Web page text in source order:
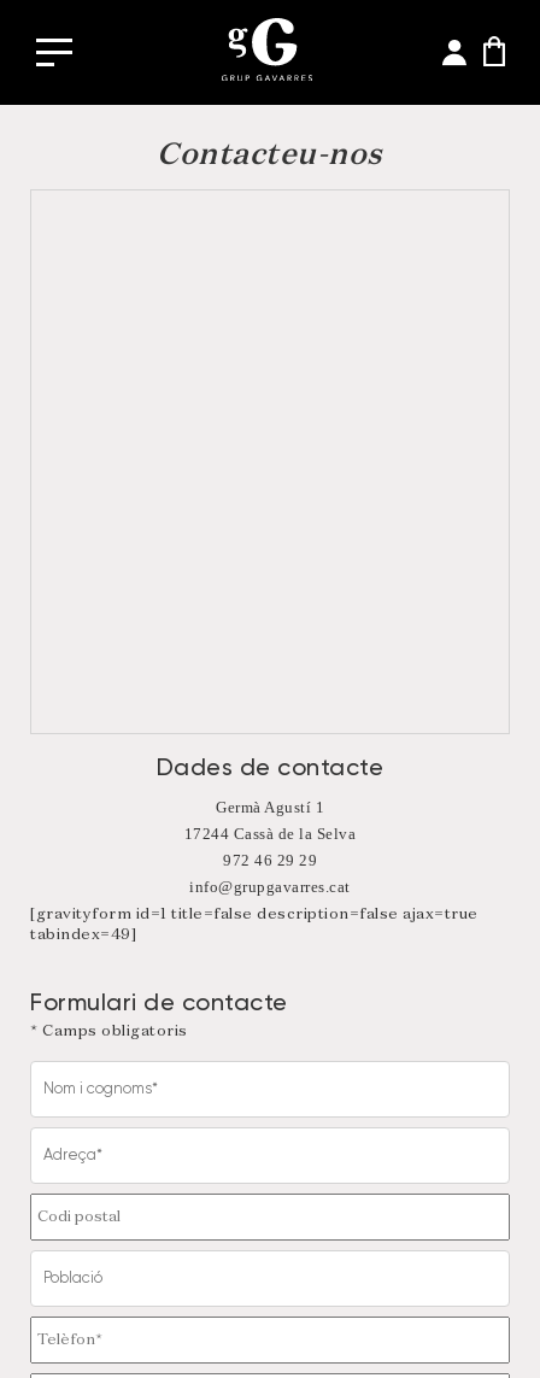
Contacteu-nos
Dades de contacte
Germà Agustí 1
17244 Cassà de la Selva
972 46 29 29
info@grupgavarres.cat
[gravityform id=1 title=false description=false ajax=true
tabindex=49]
Formulari de contacte
* Camps obligatoris
Codi
postal
Població
Telèfon *
Correu